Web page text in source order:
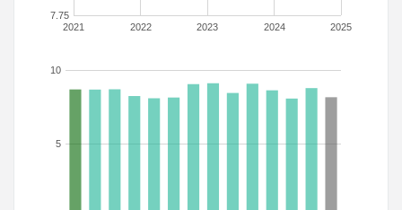
2021 2022 2023 2024 2025
7.75
5
10